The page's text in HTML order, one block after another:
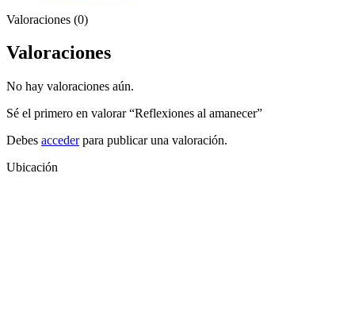
Valoraciones (0)
Valoraciones
No hay valoraciones aún.
Sé el primero en valorar “Reflexiones al amanecer”
Debes accederpara publicar una valoración.
Ubicación